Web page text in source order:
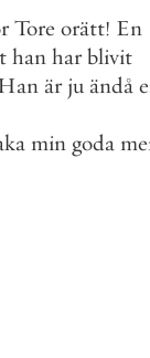
Tore orätt! En
han har blivit
är ju ändå
min goda